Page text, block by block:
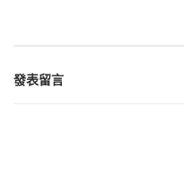
發表留言